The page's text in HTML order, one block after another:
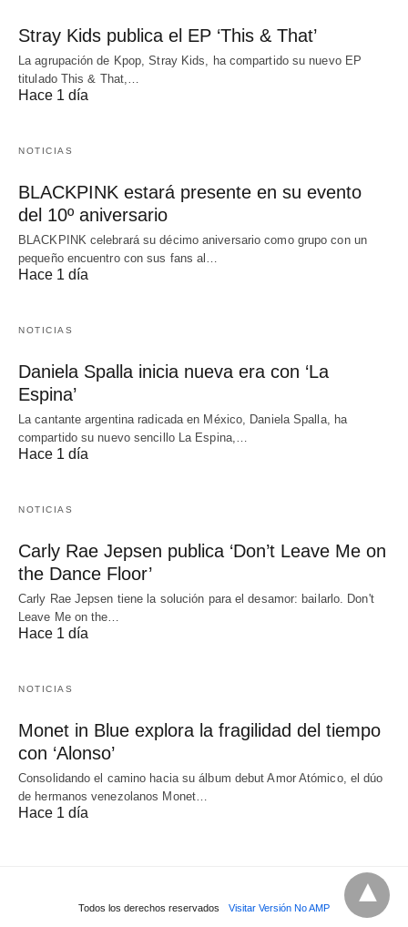
Stray Kids publica el EP ‘This & That’
La agrupación de Kpop, Stray Kids, ha compartido su nuevo EP
titulado This & That,…
Hace 1 día
NOTICIAS
BLACKPINK estará presente en su evento
del 10º aniversario
BLACKPINK celebrará su décimo aniversario como grupo con un
pequeño encuentro con sus fans al…
Hace 1 día
NOTICIAS
Daniela Spalla inicia nueva era con ‘La
Espina’
La cantante argentina radicada en México, Daniela Spalla, ha
compartido su nuevo sencillo La Espina,…
Hace 1 día
NOTICIAS
Carly Rae Jepsen publica ‘Don’t Leave Me on
the Dance Floor’
Carly Rae Jepsen tiene la solución para el desamor: bailarlo. Don't
Leave Me on the…
Hace 1 día
NOTICIAS
Monet in Blue explora la fragilidad del tiempo
con ‘Alonso’
Consolidando el camino hacia su álbum debut Amor Atómico, el dúo
de hermanos venezolanos Monet…
Hace 1 día
Todos los derechos reservados Visitar Versión No AMP